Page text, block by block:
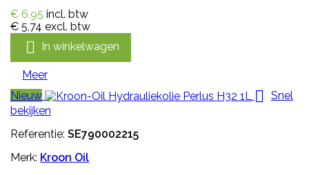
€ 6,95 incl. btw
€ 5,74 excl. btw
 In winkelwagen
Meer
Nieuw

Snel
bekijken
Referentie: SE790002215
Merk: Kroon Oil